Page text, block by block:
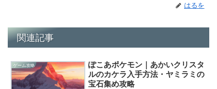
はるを
関連記事
ゲーム攻略
ぽこあポケモン｜あかいクリスタ
ルのカケラ入手方法・ヤミラミの
宝石集め攻略